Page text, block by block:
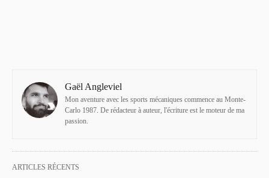
Gaël Angleviel
Mon aventure avec les sports mécaniques commence au Monte-
Carlo 1987. De rédacteur à auteur, l'écriture est le moteur de ma
passion.
ARTICLES RÉCENTS